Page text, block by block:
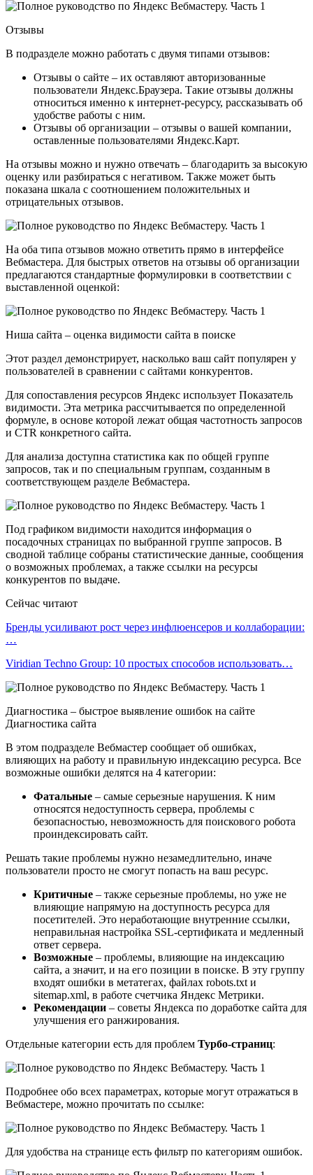
Отзывы
В подразделе можно работать с двумя типами отзывов:
Отзывы о сайте – их оставляют авторизованные
пользователи Яндекс.Браузера. Такие отзывы должны
относиться именно к интернет-ресурсу, рассказывать об
удобстве работы с ним.
Отзывы об организации – отзывы о вашей компании,
оставленные пользователями Яндекс.Карт.
На отзывы можно и нужно отвечать – благодарить за высокую
оценку или разбираться с негативом. Также может быть
показана шкала с соотношением положительных и
отрицательных отзывов.
На оба типа отзывов можно ответить прямо в интерфейсе
Вебмастера. Для быстрых ответов на отзывы об организации
предлагаются стандартные формулировки в соответствии с
выставленной оценкой:
Ниша сайта – оценка видимости сайта в поиске
Этот раздел демонстрирует, насколько ваш сайт популярен у
пользователей в сравнении с сайтами конкурентов.
Для сопоставления ресурсов Яндекс использует Показатель
видимости. Эта метрика рассчитывается по определенной
формуле, в основе которой лежат общая частотность запросов
и CTR конкретного сайта.
Для анализа доступна статистика как по общей группе
запросов, так и по специальным группам, созданным в
соответствующем разделе Вебмастера.
Под графиком видимости находится информация о
посадочных страницах по выбранной группе запросов. В
сводной таблице собраны статистические данные, сообщения
о возможных проблемах, а также ссылки на ресурсы
конкурентов по выдаче.
Сейчас читают
Бренды усиливают рост через инфлюенсеров и коллаборации:
…
Viridian Techno Group: 10 простых способов использовать…
Диагностика – быстрое выявление ошибок на сайте
Диагностика сайта
В этом подразделе Вебмастер сообщает об ошибках,
влияющих на работу и правильную индексацию ресурса. Все
возможные ошибки делятся на 4 категории:
Фатальные – самые серьезные нарушения. К ним
относятся недоступность сервера, проблемы с
безопасностью, невозможность для поискового робота
проиндексировать сайт.
Решать такие проблемы нужно незамедлительно, иначе
пользователи просто не смогут попасть на ваш ресурс.
Критичные – также серьезные проблемы, но уже не
влияющие напрямую на доступность ресурса для
посетителей. Это неработающие внутренние ссылки,
неправильная настройка SSL-сертификата и медленный
ответ сервера.
Возможные – проблемы, влияющие на индексацию
сайта, а значит, и на его позиции в поиске. В эту группу
входят ошибки в метатегах, файлах robots.txt и
sitemap.xml, в работе счетчика Яндекс Метрики.
Рекомендации – советы Яндекса по доработке сайта для
улучшения его ранжирования.
Отдельные категории есть для проблем Турбо-страниц:
Подробнее обо всех параметрах, которые могут отражаться в
Вебмастере, можно прочитать по ссылке:
Для удобства на странице есть фильтр по категориям ошибок.